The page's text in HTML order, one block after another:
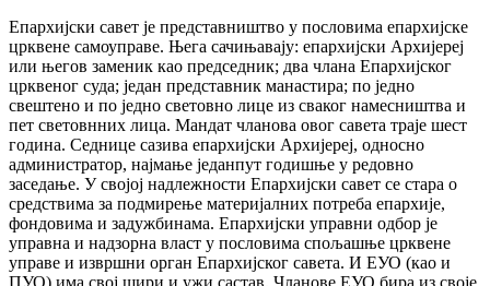
Епархијски савет је представништво у пословима епархијске
црквене самоуправе. Њега сачињавају: епархијски Архијереј
или његов заменик као председник; два члана Епархијског
црквеног суда; један представник манастира; по једно
свештено и по једно световно лице из сваког намесништва и
пет световнних лица. Мандат чланова овог савета траје шест
година. Седнице сазива епархијски Архијереј, односно
администратор, најмање једанпут годишње у редовно
заседање. У својој надлежности Епархијски савет се стара о
средствима за подмирење материјалних потреба епархије,
фондовима и задужбинама. Епархијски управни одбор је
управна и надзорна власт у пословима спољашње црквене
управе и извршни орган Епархијског савета. И ЕУО (као и
ПУО) има свој шири и ужи састав. Чланове ЕУО бира из своје